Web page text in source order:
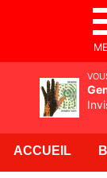
ACCUEIL